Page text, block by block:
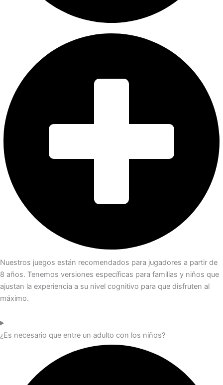
Nuestros juegos están recomendados para jugadores a partir de
8 años. Tenemos versiones específicas para familias y niños que
ajustan la experiencia a su nivel cognitivo para que disfruten al
máximo.
¿Es necesario que entre un adulto con los niños?